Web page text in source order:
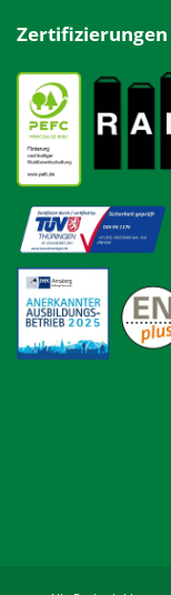
Zertifizierungen